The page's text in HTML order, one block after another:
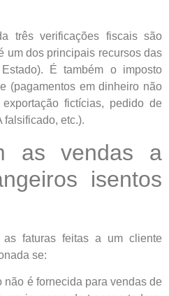
três verificações fiscais são
um dos principais recursos das
É também o imposto
(pagamentos em dinheiro não
fictícias, pedido de
falsificado, etc.).
as vendas a
isentos
faturas feitas a um cliente
se:
não é fornecida para vendas de